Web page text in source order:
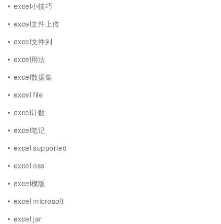
excel小技巧
excel文件上传
excel文件到
excel用法
excel数据集
excel file
excel计数
excel笔记
excel supported
excel oss
excel模版
excel microsoft
excel jar